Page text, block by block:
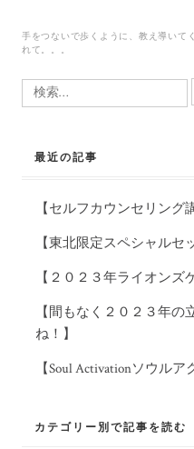
投
稿
ビ
ョ
ン
手をつないで歩くように、教え導いてく
れて。。。
検
索:
最近の記事
【セルフカウンセリング
【東北限定スペシャルセ
【２０２３年ライオンズ
【間もなく２０２３年
ね！】
【Soul Activationソウル
カテゴリー別で記事を読む